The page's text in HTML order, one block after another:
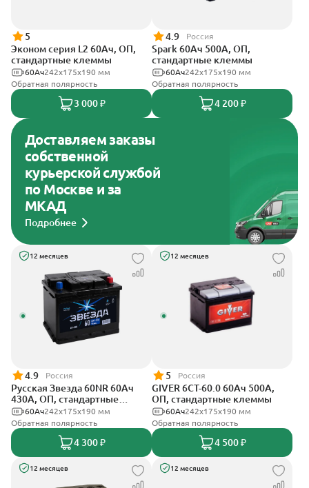
5
Эконом серия L2 60Ач, ОП,
стандартные клеммы
242х175х190 мм
60Ач
Обратная полярность
3 000 ₽
4.9 Россия
Spark 60Ач 500А, ОП,
стандартные клеммы
242х175х190 мм
60Ач
Обратная полярность
4 200 ₽
Доставляем заказы
собственной
курьерской службой
по Москве и за
МКАД
Подробнее
12 месяцев
4.9 Россия
Русская Звезда 60NR 60Ач
430А, ОП, стандартные
клеммы242x175x190 мм
60Ач
Обратная полярность
4 300 ₽
12 месяцев
5 Россия
GIVER 6СТ-60.0 60Ач 500А,
ОП, стандартные клеммы
242х175х190 мм
60Ач
Обратная полярность
4 500 ₽
12 месяцев 12 месяцев